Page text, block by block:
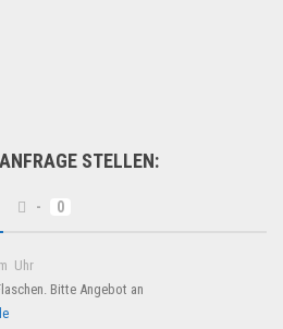
STELLEN:
- 0
Uhr
Bitte Angebot an